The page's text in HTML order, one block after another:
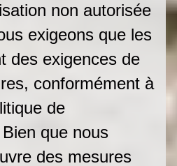
non autorisée
exigeons que les
des exigences de
conformément à
de
que nous
des mesures